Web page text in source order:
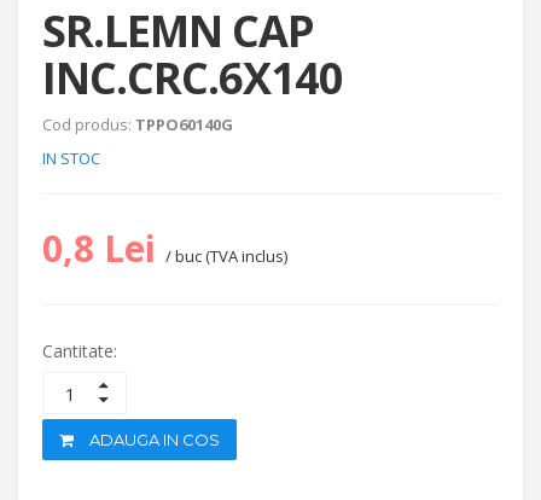
SR.LEMN CAP
INC.CRC.6X140
Cod produs: TPPO60140G
IN STOC
0,8 Lei / buc (TVA inclus)
Cantitate:
ADAUGA IN COS